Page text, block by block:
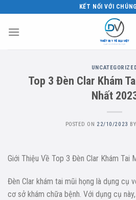
content
KẾT NỐI VỚI
Top 3 Đèn Clar Khám
Nhất
POSTED ON 22/10/2023 BY
Giới Thiệu Về Top 3 Đèn Clar Khám Tai
Đèn Clar khám tai mũi họng là dụng cụ
cơ sở khám chữa bệnh. Với dụng cụ